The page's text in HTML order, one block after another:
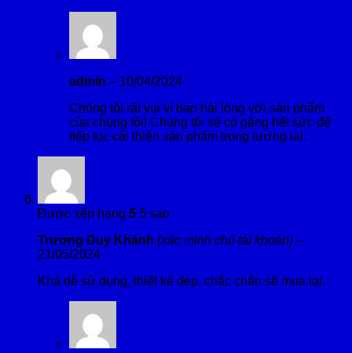
admin – 10/04/2024
Chúng tôi rất vui vì bạn hài lòng với sản phẩm
của chúng tôi! Chúng tôi sẽ cố gắng hết sức để
tiếp tục cải thiện sản phẩm trong tương lai.
Được xếp hạng 5 5 sao
Trương Duy Khánh (xác minh chủ tài khoản) –
21/05/2024
Khá dễ sử dụng, thiết kế đẹp, chắc chắn sẽ mua lại.